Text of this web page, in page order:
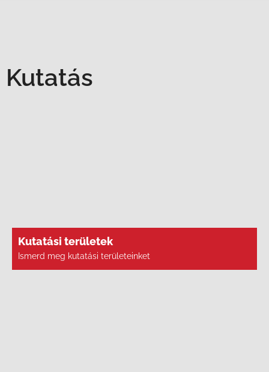
Kutatás
Kutatási területek
Ismerd meg kutatási területeinket